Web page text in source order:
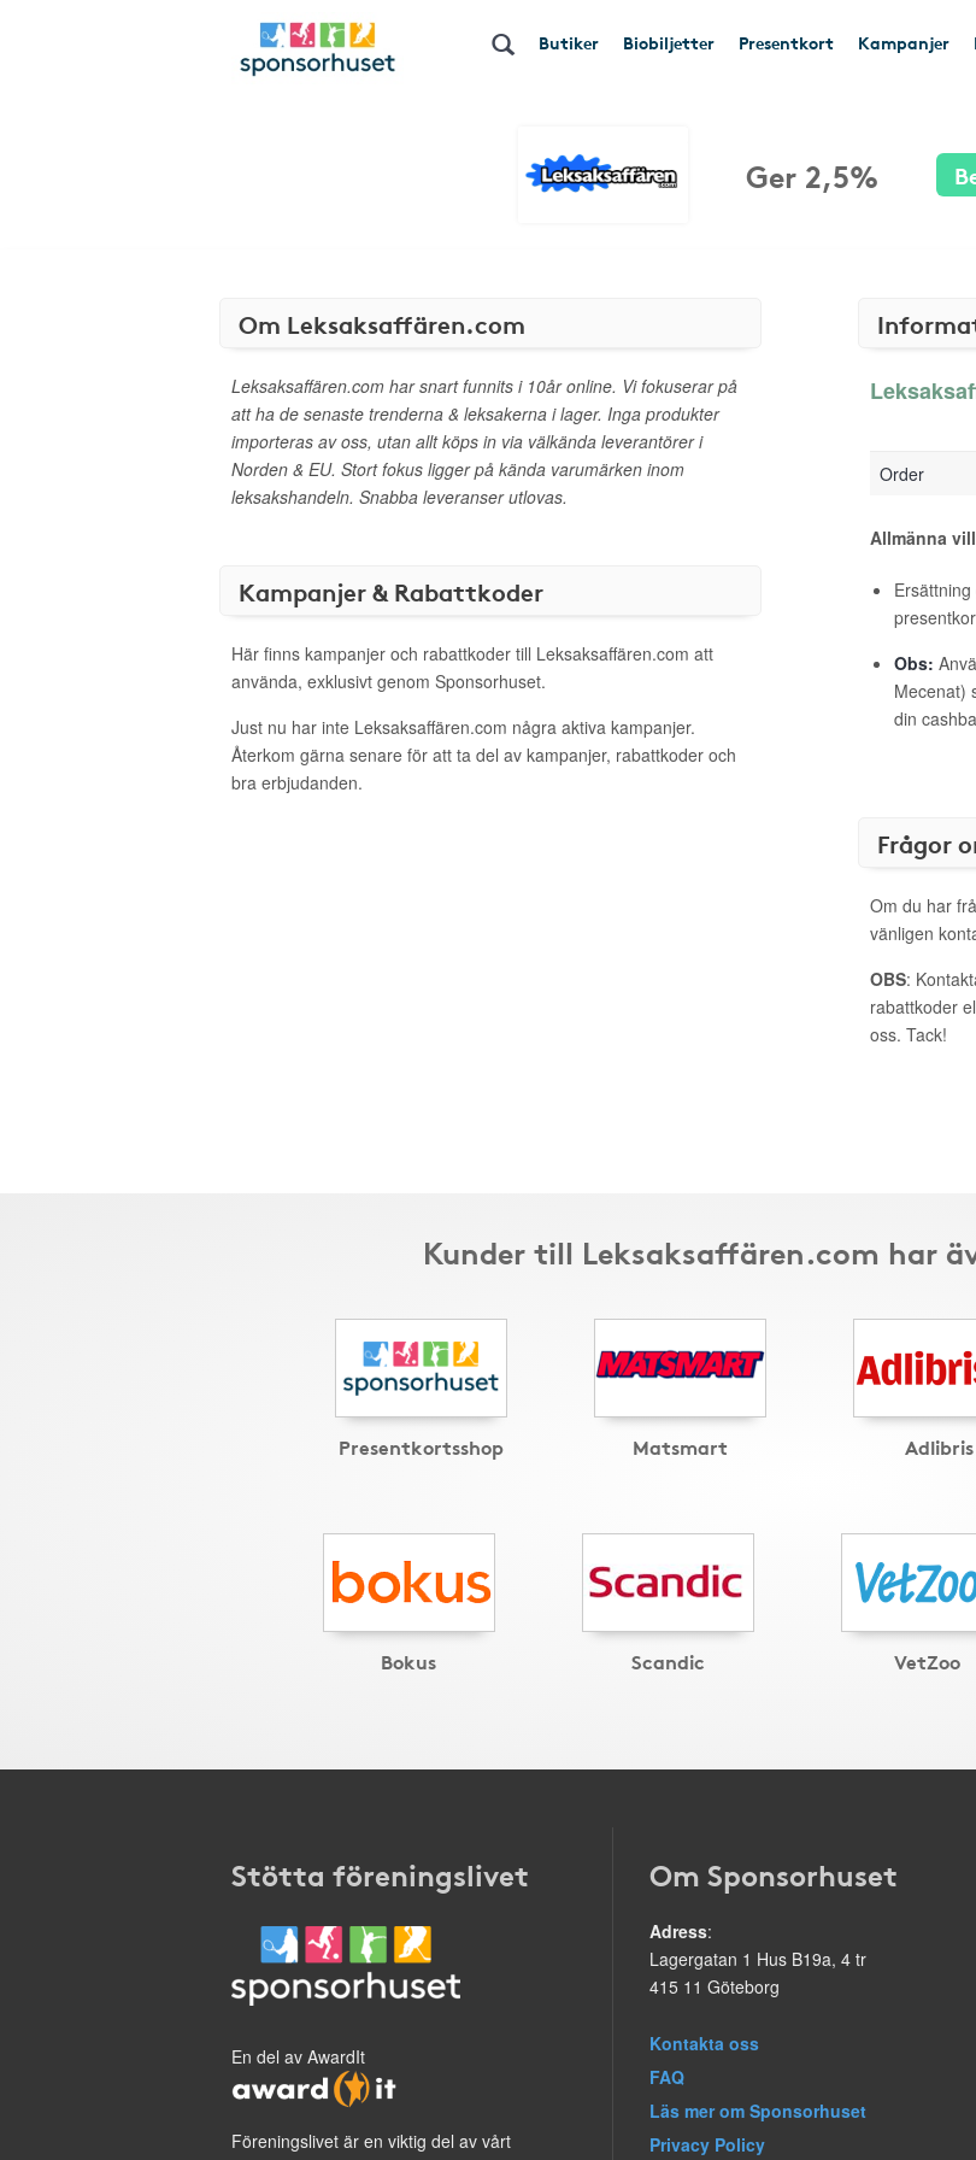
Butiker Biobiljetter Presentkort Kampanjer
Ger 2,5%
Om Leksaksaffären.com
Leksaksaffären.com har snart funnits i 10år online. Vi fokuserar på
att ha de senaste trenderna & leksakerna i lager. Inga produkter
importeras av oss, utan allt köps in via välkända leverantörer i
Norden & EU. Stort fokus ligger på kända varumärken inom
leksakshandeln. Snabba leveranser utlovas.
Kampanjer & Rabattkoder
Här finns kampanjer och rabattkoder till Leksaksaffären.com att
använda, exklusivt genom Sponsorhuset.
Just nu har inte Leksaksaffären.com några aktiva kampanjer.
Återkom gärna senare för att ta del av kampanjer, rabattkoder och
bra erbjudanden.
Order
Allmänna
Obs:
Mecenat)
din
Frågor
Om du har
vänligen
OBS:
rabattkoder
oss. Tack!
Kunder till Leksaksaffären.com har
Presentkortsshop Matsmart Adlibris
Bokus Scandic VetZoo
Stötta föreningslivet
En del av AwardIt
Föreningslivet är en viktig del av vårt
Om Sponsorhuset
Adress:
Lagergatan 1 Hus B19a, 4 tr
415 11 Göteborg
Kontakta oss
FAQ
Läs mer om Sponsorhuset
Privacy Policy